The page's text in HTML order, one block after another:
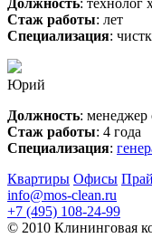
Стаж работы: лет
Специализация:
Юрий
Должность: менеджер
Стаж работы: 4 года
Специализация:
Квартиры Офисы
info@mos-clean.ru
+7 (495) 108-24-99
© 2010 Клининговая